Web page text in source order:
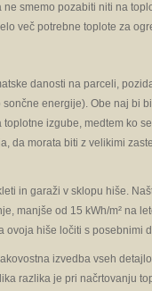
smemo pozabiti niti na
več potrebne toplote za
danosti na parceli,
energije). Obe naj bi
izgube, medtem ko
da morata biti z velikimi
in garaži v sklopu hiše.
manjše od 15 kWh/m² na
ovoja hiše ločiti s posebnimi
izvedba vseh
razlika je pri načrtovanju